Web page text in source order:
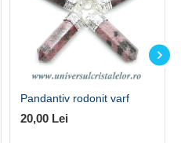
Pandantiv rodonit varf
20,00 Lei